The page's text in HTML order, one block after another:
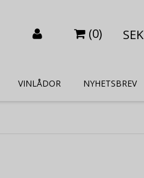
(0) SEK
VINLÅDOR NYHETSBREV